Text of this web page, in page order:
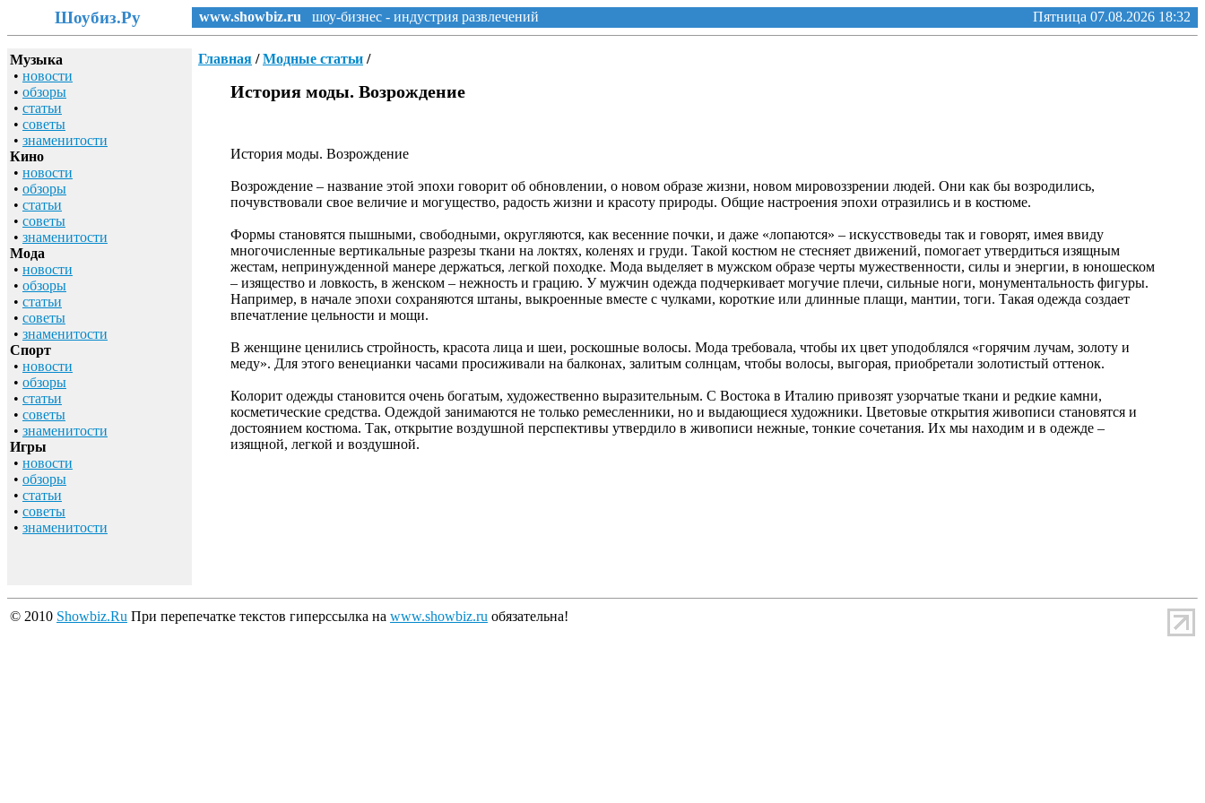
Шоубиз.Ру www.showbiz.ru шоу-бизнес - индустрия развлечений Пятница 07.08.2026 18:32
Музыка
• новости
• обзоры
• статьи
• советы
• знаменитости
Кино
• новости
• обзоры
• статьи
• советы
• знаменитости
Мода
• новости
• обзоры
• статьи
• советы
• знаменитости
Спорт
• новости
• обзоры
• статьи
• советы
• знаменитости
Игры
• новости
• обзоры
• статьи
• советы
• знаменитости
Главная /Модные статьи /
История моды. Возрождение
История моды. Возрождение
Возрождение – название этой эпохи говорит об обновлении, о новом образе жизни, новом мировоззрении людей. Они как бы возродились,
почувствовали свое величие и могущество, радость жизни и красоту природы. Общие настроения эпохи отразились и в костюме.
Формы становятся пышными, свободными, округляются, как весенние почки, и даже «лопаются» – искусствоведы так и говорят, имея ввиду
многочисленные вертикальные разрезы ткани на локтях, коленях и груди. Такой костюм не стесняет движений, помогает утвердиться изящным
жестам, непринужденной манере держаться, легкой походке. Мода выделяет в мужском образе черты мужественности, силы и энергии, в юношеском
– изящество и ловкость, в женском – нежность и грацию. У мужчин одежда подчеркивает могучие плечи, сильные ноги, монументальность фигуры.
Например, в начале эпохи сохраняются штаны, выкроенные вместе с чулками, короткие или длинные плащи, мантии, тоги. Такая одежда создает
впечатление цельности и мощи.
В женщине ценились стройность, красота лица и шеи, роскошные волосы. Мода требовала, чтобы их цвет уподоблялся «горячим лучам, золоту и
меду». Для этого венецианки часами просиживали на балконах, залитым солнцам, чтобы волосы, выгорая, приобретали золотистый оттенок.
Колорит одежды становится очень богатым, художественно выразительным. С Востока в Италию привозят узорчатые ткани и редкие камни,
косметические средства. Одеждой занимаются не только ремесленники, но и выдающиеся художники. Цветовые открытия живописи становятся и
достоянием костюма. Так, открытие воздушной перспективы утвердило в живописи нежные, тонкие сочетания. Их мы находим и в одежде –
изящной, легкой и воздушной.
© 2010 Showbiz.Ru При перепечатке текстов гиперссылка на www.showbiz.ru обязательна!